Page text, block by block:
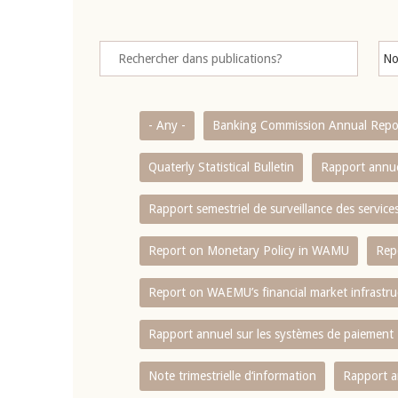
- Any - Banking Commission Annual
Quaterly Statistical Bulletin Rapport
Rapport semestriel de surveillance des
Report on Monetary Policy in WAMU
Report on WAEMU’s financial market
Rapport annuel sur les systèmes de paiement
Note trimestrielle d‘information Rapport